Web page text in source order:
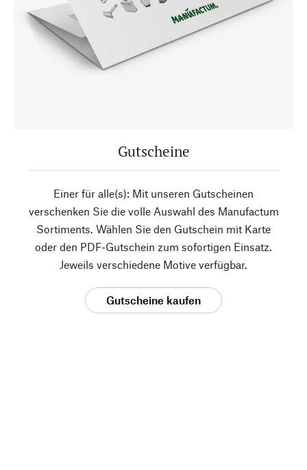
Gutscheine
Einer für alle(s): Mit unseren Gutscheinen
verschenken Sie die volle Auswahl des Manufactum
Sortiments. Wählen Sie den Gutschein mit Karte
oder den PDF-Gutschein zum sofortigen Einsatz.
Jeweils verschiedene Motive verfügbar.
Gutscheine kaufen